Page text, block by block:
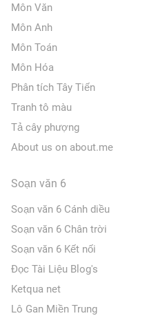
Môn Văn
Môn Anh
Môn Toán
Môn Hóa
Phân tích Tây Tiến
Tranh tô màu
Tả cây phượng
About us on about.me
Soạn văn 6
Soạn văn 6 Cánh diều
Soạn văn 6 Chân trời
Soạn văn 6 Kết nối
Đọc Tài Liệu Blog's
Ketqua net
Lô Gan Miền Trung